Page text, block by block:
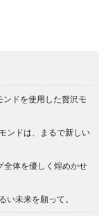
ドを使用した贅沢モ
ンドは、まるで新しい
全体を優しく煌めかせ
未来を願って。